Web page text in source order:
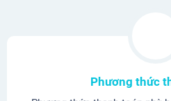
Phương thức